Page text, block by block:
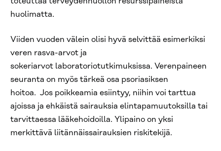
huolimatta.
Viiden vuoden välein olisi hyvä selvittää esimerkiksi
veren rasva-arvot ja
sokeriarvot laboratoriotutkimuksissa. Verenpaineen
seuranta on myös tärkeä osa psoriasiksen
hoitoa. Jos poikkeamia esiintyy, niihin voi tarttua
ajoissa ja ehkäistä sairauksia elintapamuutoksilla tai
tarvittaessa lääkehoidoilla. Ylipaino on yksi
merkittävä liitännäissairauksien riskitekijä.